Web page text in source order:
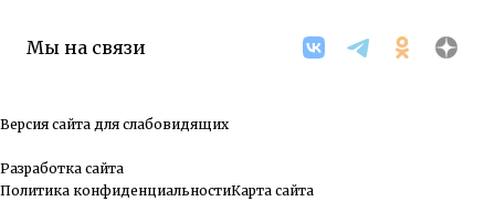
Мы на связи
Версия сайта для слабовидящих
Разработка сайта
Политика конфиденциальностиКарта сайта